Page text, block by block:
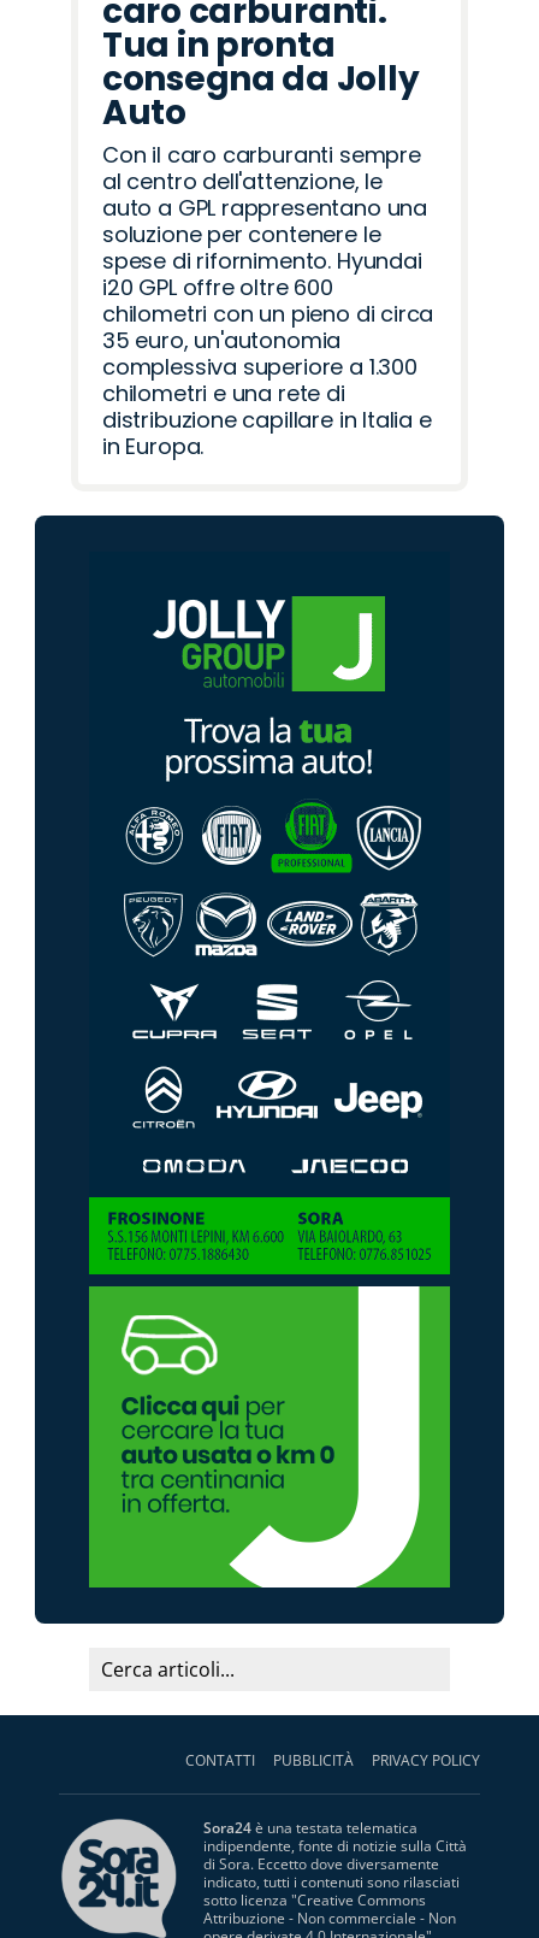
caro carburanti.
Tua in pronta
consegna da Jolly
Auto
Con il caro carburanti sempre
al centro dell'attenzione, le
auto a GPL rappresentano una
soluzione per contenere le
spese di rifornimento. Hyundai
i20 GPL offre oltre 600
chilometri con un pieno di circa
35 euro, un'autonomia
complessiva superiore a 1.300
chilometri e una rete di
distribuzione capillare in Italia e
in Europa.
CONTATTI PUBBLICITÀ PRIVACY POLICY
Sora24è una testata telematica
indipendente, fonte di notizie sulla Città
di Sora. Eccetto dove diversamente
indicato, tutti i contenuti sono rilasciati
sotto licenza "Creative Commons
Attribuzione - Non commerciale - Non